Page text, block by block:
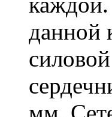
данной